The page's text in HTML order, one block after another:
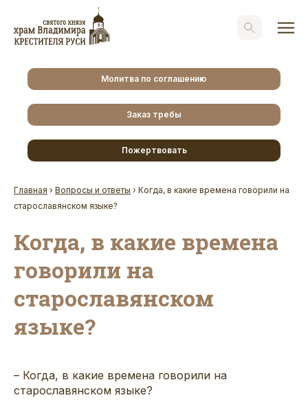
Молитва по соглашению
Заказ требы
Пожертвовать
Главная › Вопросы и ответы › Когда, в какие времена говорили на
старославянском языке?
Когда, в какие времена
говорили на
старославянском
языке?
– Когда, в какие времена говорили на
старославянском языке?